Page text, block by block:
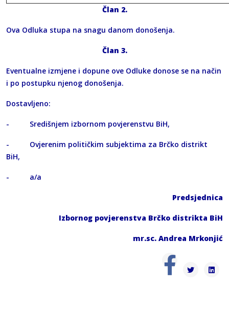
Član 2.
Ova Odluka stupa na snagu danom donošenja.
Član 3.
Eventualne izmjene i dopune ove Odluke donose se na način
i po postupku njenog donošenja.
Dostavljeno:
- Središnjem izbornom povjerenstvu BiH,
- Ovjerenim političkim subjektima za Brčko distrikt
BiH,
- a/a
Predsjednica
Izbornog povjerenstva Brčko distrikta BiH
mr.sc. Andrea Mrkonjić